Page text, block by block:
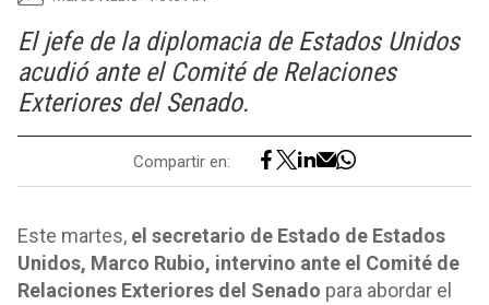
El jefe de la diplomacia de Estados Unidos
acudió ante el Comité de Relaciones
Exteriores del Senado.
Compartir en:
Este martes, el secretario de Estado de Estados
Unidos, Marco Rubio, intervino ante el Comité de
Relaciones Exteriores del Senado para abordar el